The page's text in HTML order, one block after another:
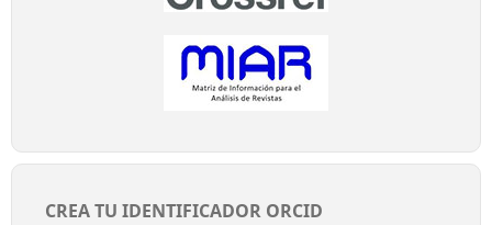
CREA TU IDENTIFICADOR ORCID